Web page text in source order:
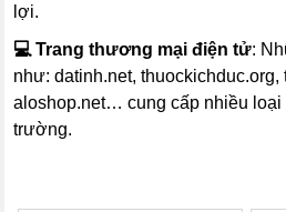
lợi.
💻 Trang thương mại điện tử:
như: datinh.net, thuockichduc.org,
aloshop.net… cung cấp nhiều loại
trường.